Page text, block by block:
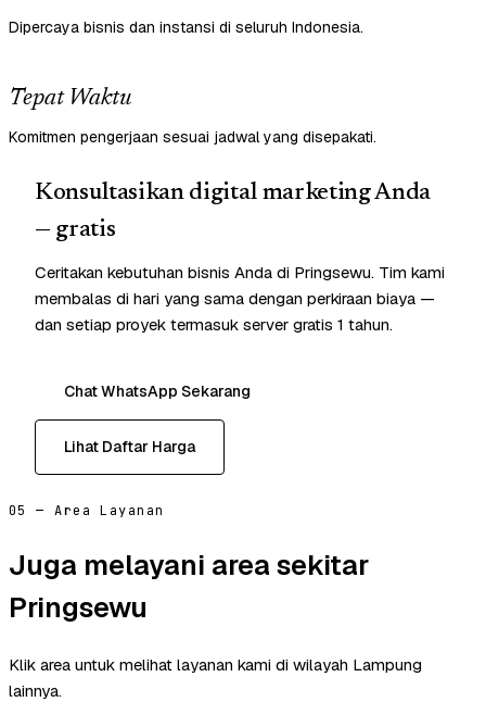
Dipercaya bisnis dan instansi di seluruh Indonesia.
Tepat Waktu
Komitmen pengerjaan sesuai jadwal yang disepakati.
Konsultasikan digital marketing Anda
— gratis
Ceritakan kebutuhan bisnis Anda di Pringsewu. Tim kami
membalas di hari yang sama dengan perkiraan biaya —
dan setiap proyek termasuk server gratis 1 tahun.
Chat WhatsApp Sekarang
Lihat Daftar Harga
05 — Area Layanan
Juga melayani area sekitar
Pringsewu
Klik area untuk melihat layanan kami di wilayah Lampung
lainnya.